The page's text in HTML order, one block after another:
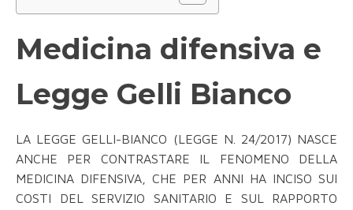
Medicina difensiva e
Legge Gelli Bianco
LA LEGGE GELLI-BIANCO (LEGGE N. 24/2017) NASCE
ANCHE PER CONTRASTARE IL FENOMENO DELLA
MEDICINA DIFENSIVA, CHE PER ANNI HA INCISO SUI
COSTI DEL SERVIZIO SANITARIO E SUL RAPPORTO